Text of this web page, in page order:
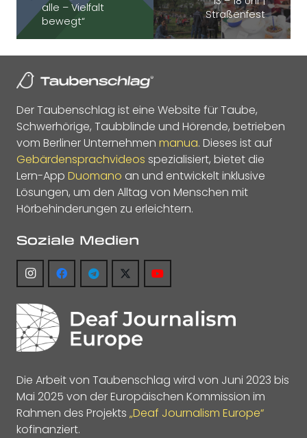
alle – Vielfalt
bewegt“
Straßenfest
Der Taubenschlag ist eine Website für Taube,
Schwerhörige, Taubblinde und Hörende, betrieben
vom Berliner Unternehmen manua. Dieses ist auf
Gebärdensprachvideos spezialisiert, bietet die
Lern-App Duomano an und entwickelt inklusive
Lösungen, um den Alltag von Menschen mit
Hörbehinderungen zu erleichtern.
Soziale Medien
Die Arbeit von Taubenschlag wird von Juni 2023 bis
Mai 2025 von der Europäischen Kommission im
Rahmen des Projekts „Deaf Journalism Europe“
kofinanziert.